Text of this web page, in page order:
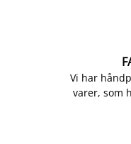
Vi har
varer, som